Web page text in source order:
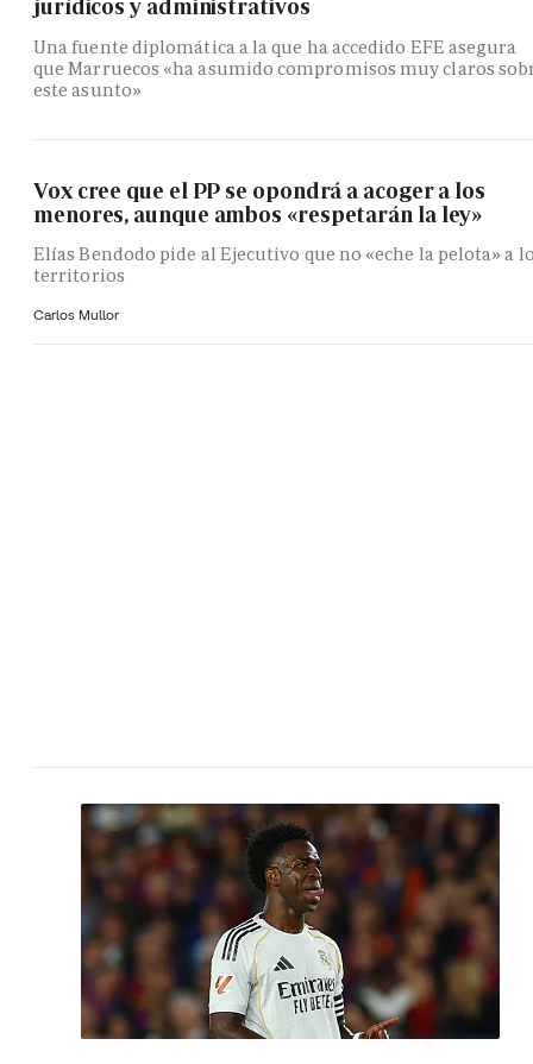
jurídicos y administrativos
Una fuente diplomática a la que ha accedido EFE asegura
que Marruecos «ha asumido compromisos muy claros
este asunto»
Vox cree que el PP se opondrá a acoger a los
menores, aunque ambos «respetarán la ley»
Elías Bendodo pide al Ejecutivo que no «eche la pelota» a
territorios
Carlos Mullor